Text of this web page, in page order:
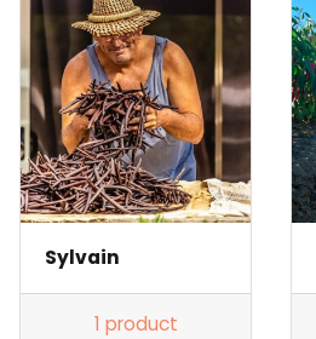
Sylvain
1 product